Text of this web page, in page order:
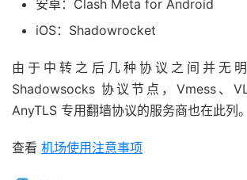
安卓：Clash Meta for Android
iOS：Shadowrocket
由于中转之后几种协议之间并无
Shadowsocks 协议节点，Vmess、
AnyTLS 专用翻墙协议的服务商也在此列。
查看 机场使用注意事项